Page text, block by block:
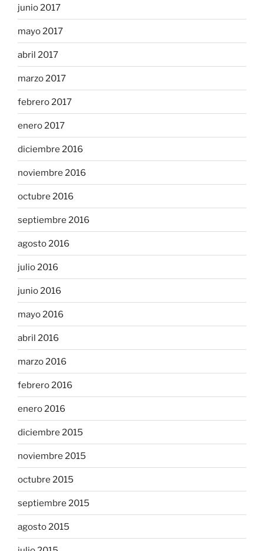
junio 2017
mayo 2017
abril 2017
marzo 2017
febrero 2017
enero 2017
diciembre 2016
noviembre 2016
octubre 2016
septiembre 2016
agosto 2016
julio 2016
junio 2016
mayo 2016
abril 2016
marzo 2016
febrero 2016
enero 2016
diciembre 2015
noviembre 2015
octubre 2015
septiembre 2015
agosto 2015